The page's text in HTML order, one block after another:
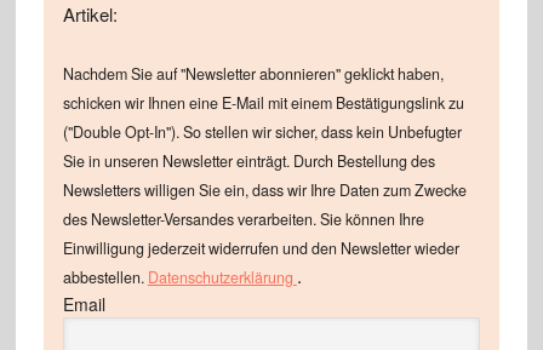
Artikel:
Nachdem Sie auf "Newsletter abonnieren" geklickt haben,
schicken wir Ihnen eine E-Mail mit einem Bestätigungslink zu
("Double Opt-In"). So stellen wir sicher, dass kein Unbefugter
Sie in unseren Newsletter einträgt. Durch Bestellung des
Newsletters willigen Sie ein, dass wir Ihre Daten zum Zwecke
des Newsletter-Versandes verarbeiten. Sie können Ihre
Einwilligung jederzeit widerrufen und den Newsletter wieder
abbestellen. Datenschutzerklärung .
Email